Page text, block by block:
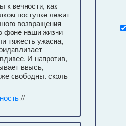
к вечности, как
поступке лежит
возвращения
фоне наши жизни
тяжесть ужасна,
И напротив,
ввысь,
свободны, сколь
//